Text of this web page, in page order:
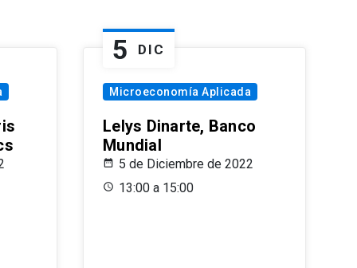
5 DIC
Microeconomía Aplicada
Lelys Dinarte, Banco
Mundial
5 de Diciembre de 2022
13:00 a 15:00